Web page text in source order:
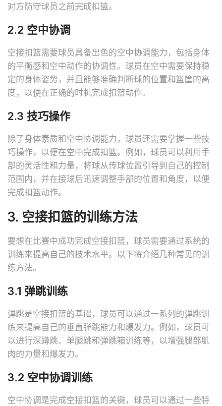
对方防守球员之前完成扣篮。
2.2 空中协调
空接扣篮需要球员具备出色的空中协调能力，包括身体
的平衡感和空中动作的协调性。球员在空中需要保持稳
定的身体姿势，并且能够准确判断球的位置和篮筐的高
度，以便在正确的时机完成扣篮动作。
2.3 技巧操作
除了身体素质和空中协调能力，球员还需要掌握一些技
巧操作，以便在空中完成扣篮。例如，球员可以利用手
部的灵活性和力量，将球从传球位置引导到自己的控制
范围内，并在接球后迅速调整手部的位置和角度，以便
完成扣篮动作。
3. 空接扣篮的训练方法
要想在比赛中成功完成空接扣篮，球员需要通过系统的
训练来提高自己的技术水平。以下将介绍几种常见的训
练方法。
3.1 弹跳训练
弹跳是空接扣篮的基础，球员可以通过一系列的弹跳训
练来提高自己的垂直弹跳能力和爆发力。例如，球员可
以进行深蹲跳、单腿跳和弹跳箱训练等，以增强腿部肌
肉的力量和爆发力。
3.2 空中协调训练
空中协调是完成空接扣篮的关键，球员可以通过一些特